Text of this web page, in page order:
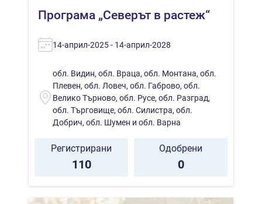
Програма „Северът в растеж“
14-април-2025 - 14-април-2028
обл. Видин, обл. Враца, обл. Монтана, обл.
Плевен, обл. Ловеч, обл. Габрово, обл.
Велико Търново, обл. Русе, обл. Разград,
обл. Търговище, обл. Силистра, обл.
Добрич, обл. Шумен и обл. Варна
Регистрирани
110
Одобрени
0